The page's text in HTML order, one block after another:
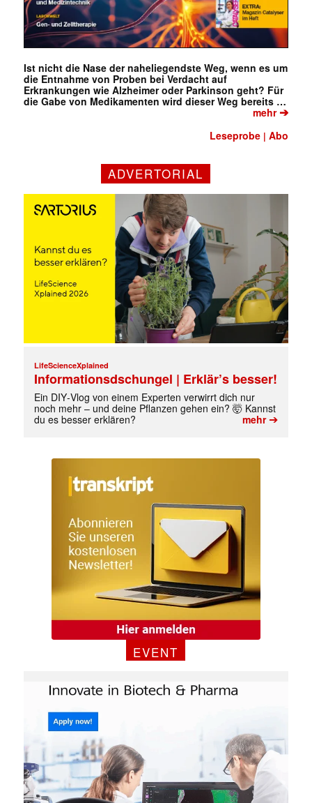
Mit dem |transkript-Newsletter
jede Woche aktuell informiert.
E-
(erforderlich)
Ist nicht die Nase der naheliegendste Weg, wenn es um
die Entnahme von Proben bei Verdacht auf
Erkrankungen wie Alzheimer oder Parkinson geht? Für
die Gabe von Medikamenten wird dieser Weg bereits …
mehr➔
Leseprobe |Abo
ADVERTORIAL
LifeScienceXplained
Informationsdschungel | Erklär’s besser!
Ein DIY‑Vlog von einem Experten verwirrt dich nur
noch mehr – und deine Pflanzen gehen ein? 🤯 Kannst
du es besser erklären?
mehr➔
EVENT